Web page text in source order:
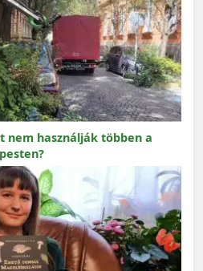
nem használják többen a